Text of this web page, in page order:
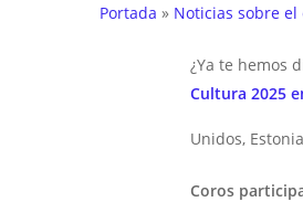
Portada » Noticias sobre el
¿Ya te hemos
Cultura 2025
Unidos,
Coros